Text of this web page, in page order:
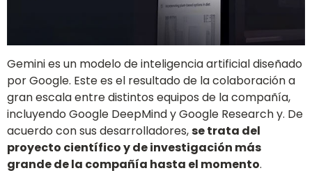
Gemini es un modelo de inteligencia artificial diseñado
por Google. Este es el resultado de la colaboración a
gran escala entre distintos equipos de la compañía,
incluyendo Google DeepMind y Google Research y. De
acuerdo con sus desarrolladores,se trata del
proyecto científico y de investigación más
grande de la compañía hasta el momento.